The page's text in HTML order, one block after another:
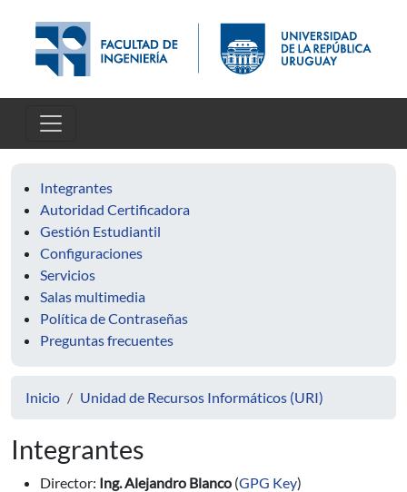
Integrantes
Autoridad Certificadora
Gestión Estudiantil
Configuraciones
Servicios
Salas multimedia
Política de Contraseñas
Preguntas frecuentes
Inicio Unidad de Recursos Informáticos (URI)
Integrantes
Director: Ing. Alejandro Blanco (GPG Key)